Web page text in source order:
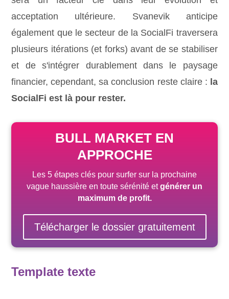
acceptation ultérieure. Svanevik anticipe
également que le secteur de la SocialFi traversera
plusieurs itérations (et forks) avant de se stabiliser
et de s'intégrer durablement dans le paysage
financier, cependant, sa conclusion reste claire : la
SocialFi est là pour rester.
BULL MARKET EN
APPROCHE
Les 5 étapes clés pour surfer sur la prochaine
vague haussière en toute sérénité etgénérer un
maximum de profit.
Télécharger le dossier gratuitement
Template texte